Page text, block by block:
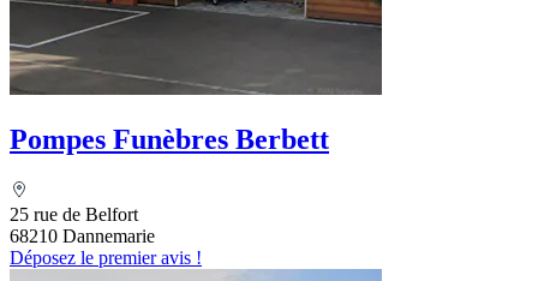
Pompes Funèbres Berbett
25 rue de Belfort
68210 Dannemarie
Déposez le premier avis !